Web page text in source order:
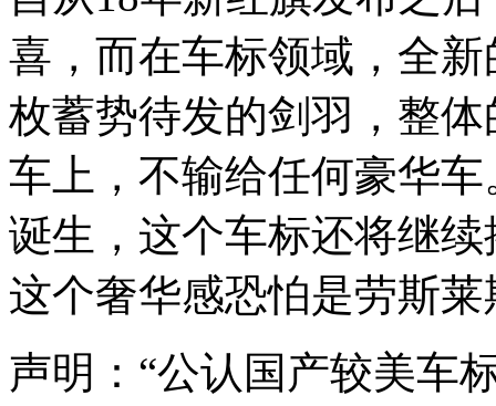
喜，而在车标领域，全
枚蓄势待发的剑羽，整
车上，不输给任何豪华
诞生，这个车标还将继
这个奢华感恐怕是劳斯
声明：“公认国产较美车